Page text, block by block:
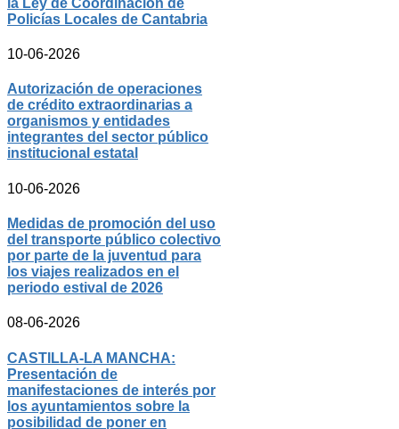
la Ley de Coordinación de
Policías Locales de Cantabria
10-06-2026
Autorización de operaciones
de crédito extraordinarias a
organismos y entidades
integrantes del sector público
institucional estatal
10-06-2026
Medidas de promoción del uso
del transporte público colectivo
por parte de la juventud para
los viajes realizados en el
periodo estival de 2026
08-06-2026
CASTILLA-LA MANCHA:
Presentación de
manifestaciones de interés por
los ayuntamientos sobre la
posibilidad de poner en